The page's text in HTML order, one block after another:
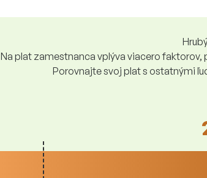
Na plat zamestnanca vplýva viacero
Porovnajte svoj plat s ostatnými